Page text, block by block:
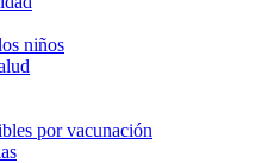
niños
por vacunación